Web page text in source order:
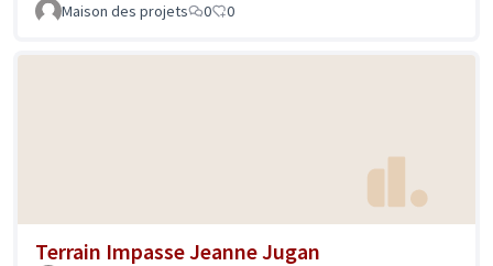
Maison des projets 0 0
Terrain Impasse Jeanne Jugan